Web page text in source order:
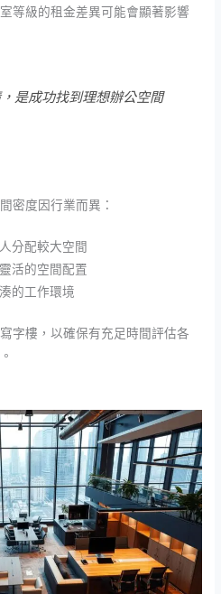
等級的租金差異可能會顯著影響
，是成功找到理想辦公空間
密度因行業而異：
分配較大空間
活的空間配置
的工作環境
字樓，以確保有充足時間評估各